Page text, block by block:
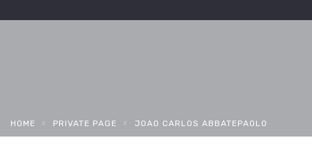
HOME PRIVATE PAGE JOAO CARLOS ABBATEPAOLO